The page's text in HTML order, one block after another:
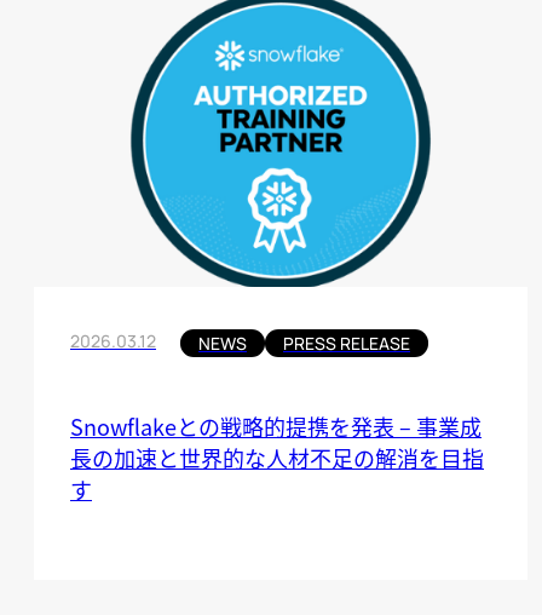
2026.03.12 NEWS PRESS RELEASE
Snowflakeとの戦略的提携を発表 – 事業成
長の加速と世界的な人材不足の解消を目指
す